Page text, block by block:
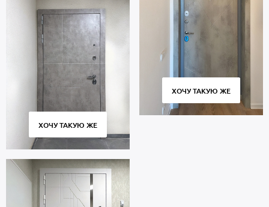
ХОЧУ ТАКУЮ ЖЕ
ХОЧУ ТАКУЮ ЖЕ